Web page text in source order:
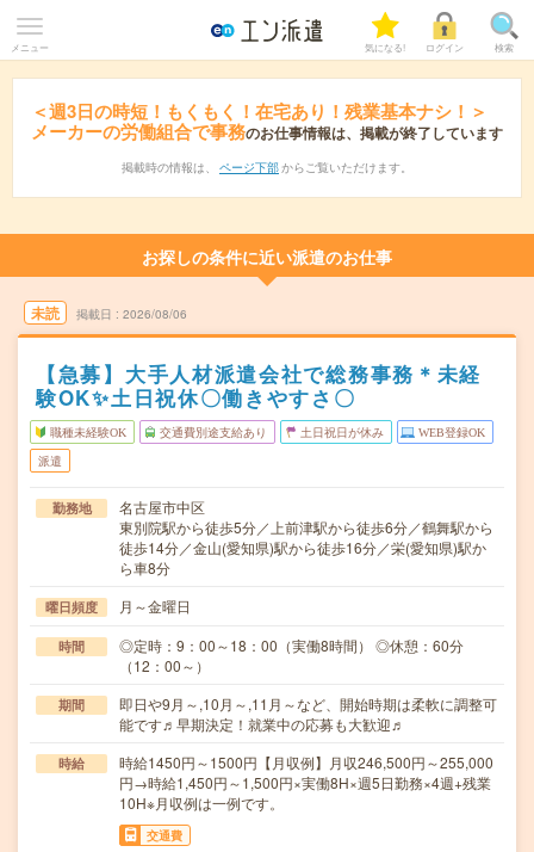
メニュー 気になる! ログイン 検索
＜週3日の時短！もくもく！在宅あり！残業基本ナシ！＞
メーカーの労働組合で事務のお仕事情報は、掲載が終了しています
掲載時の情報は、 ページ下部 からご覧いただけます。
お探しの条件に近い派遣のお仕事
未読 掲載日 2026/08/06
【急募】大手人材派遣会社で総務事務＊未経
験OK✨土日祝休〇働きやすさ〇
職種未経験OK 交通費別途支給あり 土日祝日が休み WEB登録OK
派遣
勤務地
名古屋市中区
東別院駅から徒歩5分／上前津駅から徒歩6分／鶴舞駅から
徒歩14分／金山(愛知県)駅から徒歩16分／栄(愛知県)駅か
ら車8分
曜日頻度 月～金曜日
時間
◎定時：9：00～18：00（実働8時間） ◎休憩：60分
（12：00～）
期間
即日や9月～,10月～,11月～など、開始時期は柔軟に調整可
能です♬早期決定！就業中の応募も大歓迎♬
時給
時給1450円～1500円【月収例】月収246,500円～255,000
円→時給1,450円～1,500円×実働8H×週5日勤務×4週+残業
10H※月収例は一例です。
交通費